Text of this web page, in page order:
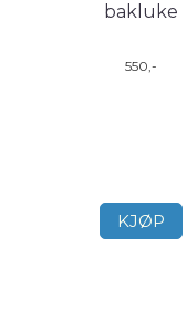
bakluke
550,-
KJØP